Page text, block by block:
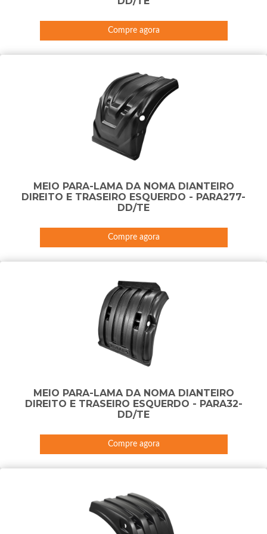
Compre agora
MEIO PARA-LAMA DA NOMA DIANTEIRO
DIREITO E TRASEIRO ESQUERDO - PARA277-
DD/TE
Compre agora
MEIO PARA-LAMA DA NOMA DIANTEIRO
DIREITO E TRASEIRO ESQUERDO - PARA32-
DD/TE
Compre agora